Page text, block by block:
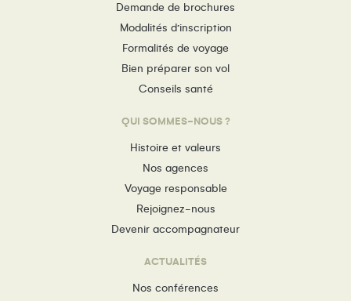
Demande de brochures
Modalités d’inscription
Formalités de voyage
Bien préparer son vol
Conseils santé
QUI SOMMES-NOUS ?
Histoire et valeurs
Nos agences
Voyage responsable
Rejoignez-nous
Devenir accompagnateur
ACTUALITÉS
Nos conférences